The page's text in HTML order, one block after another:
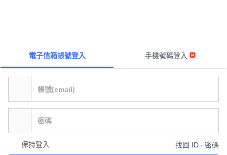
電子信箱帳號登入 手機號碼登入
保持登入 找回 ID ∙ 密碼